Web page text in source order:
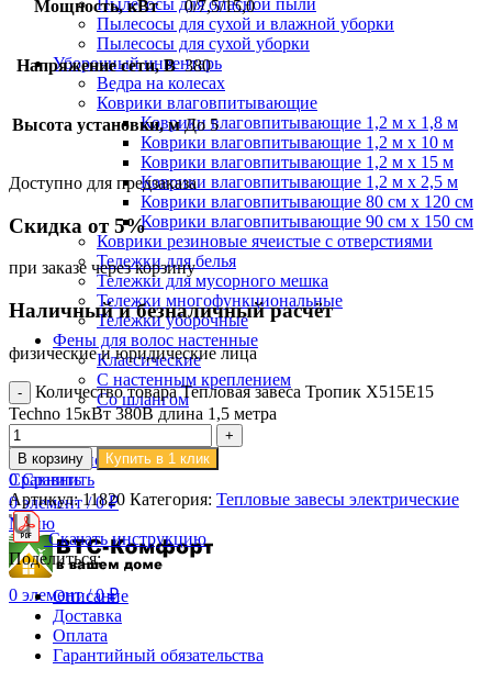
Пылесосы для опасной пыли
Пылесосы для сухой и влажной уборки
Пылесосы для сухой уборки
Уборочный инвентарь
Ведра на колесах
Коврики влаговпитывающие
Коврики влаговпитывающие 1,2 м х 1,8 м
Коврики влаговпитывающие 1,2 м х 10 м
Коврики влаговпитывающие 1,2 м х 15 м
Коврики влаговпитывающие 1,2 м х 2,5 м
Коврики влаговпитывающие 80 см х 120 см
Коврики влаговпитывающие 90 см х 150 см
Коврики резиновые ячеистые с отверстиями
Тележки для белья
Тележки для мусорного мешка
Тележки многофункциональные
Тележки уборочные
Фены для волос настенные
Классические
С настенным креплением
Со шлангом
Поиск
Вход / Регистрация
0 Сравнить
0элемент / 0₽
Меню
0 элемент / 0₽
Мощность, кВт 0/7,5/15,0
Напряжение сети, В 380
Высота установки, м До 5
Доступно для предзаказа
Скидка от 5%
при заказе через корзину
Наличный и безналичный расчёт
физические и юридические лица
Количество товара Тепловая завеса Тропик X515E15
Techno 15кВт 380В длина 1,5 метра
В корзину Купить в 1 клик
Сравнить
Артикул:11820 Категория: Тепловые завесы электрические
Скачать инструкцию
Поделиться:
Описание
Доставка
Оплата
Гарантийный обязательства